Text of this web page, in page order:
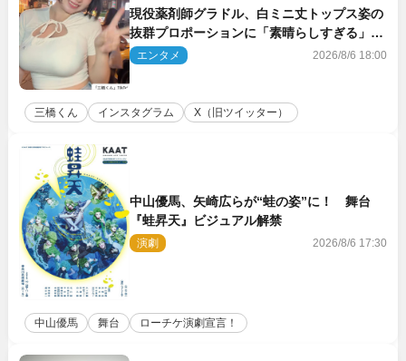
現役薬剤師グラドル、白ミニ丈トップス姿の
抜群プロポーションに「素晴らしすぎる」
「すっっっご！」とネット絶賛
エンタメ 2026/8/6 18:00
三橋くん インスタグラム X（旧ツイッター）
中山優馬、矢崎広らが“蛙の姿”に！ 舞台
『蛙昇天』ビジュアル解禁
演劇 2026/8/6 17:30
中山優馬 舞台 ローチケ演劇宣言！